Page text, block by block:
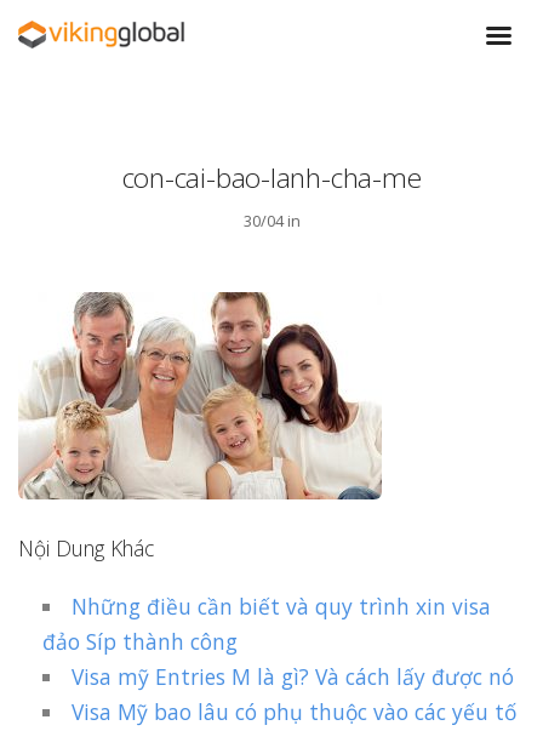
con-cai-bao-lanh-cha-me
30/04 in
Nội Dung Khác
Những điều cần biết và quy trình xin visa
đảo Síp thành công
Visa mỹ Entries M là gì? Và cách lấy được nó
Visa Mỹ bao lâu có phụ thuộc vào các yếu tố